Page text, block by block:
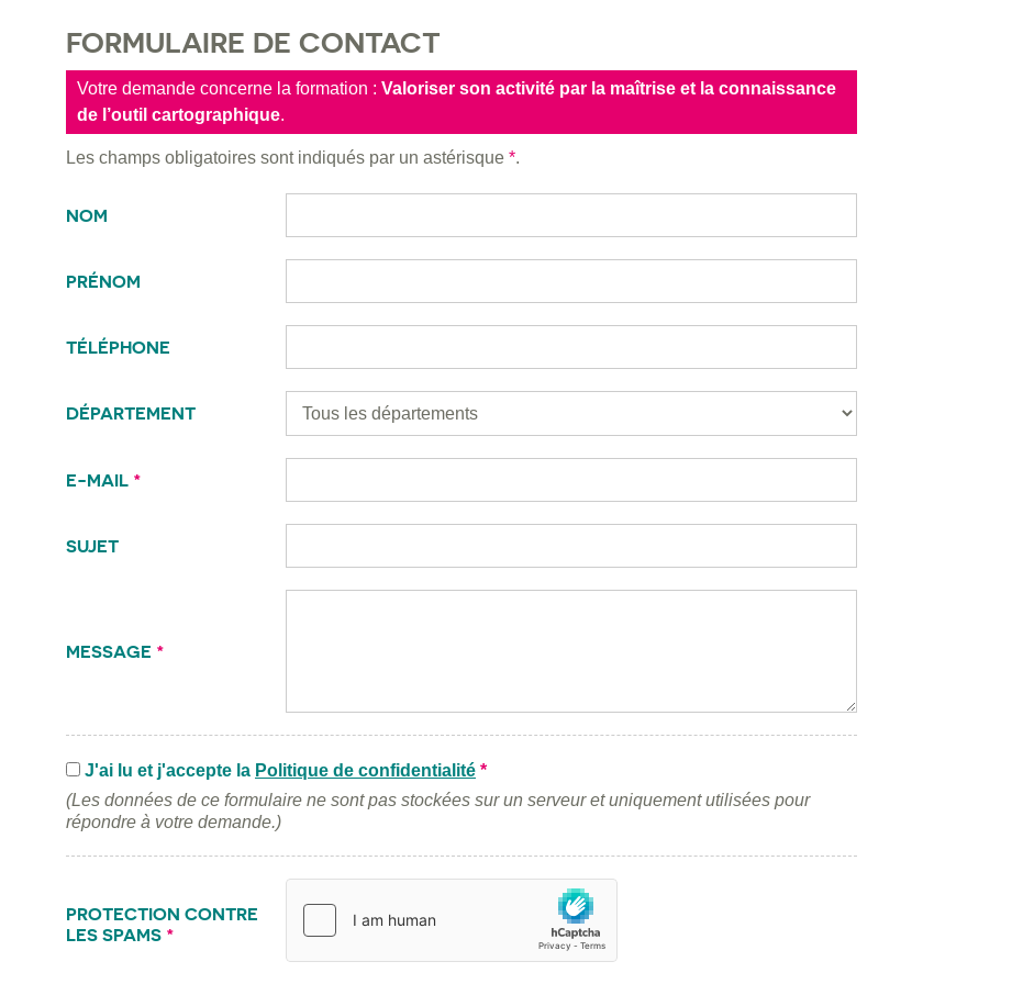
FORMULAIRE DE CONTACT
Votre demande concerne la formation : Valoriser son activité par la maîtrise et la connaissance
de l’outil cartographique.
Les champs obligatoires sont indiqués par un astérisque *.
NOM
PRÉNOM
TÉLÉPHONE
DÉPARTEMENT
E-MAIL *
SUJET
MESSAGE *
J'ai lu et j'accepte la Politique de confidentialité *
(Les données de ce formulaire ne sont pas stockées sur un serveur et uniquement utilisées pour
répondre à votre demande.)
PROTECTION CONTRE
LES SPAMS *